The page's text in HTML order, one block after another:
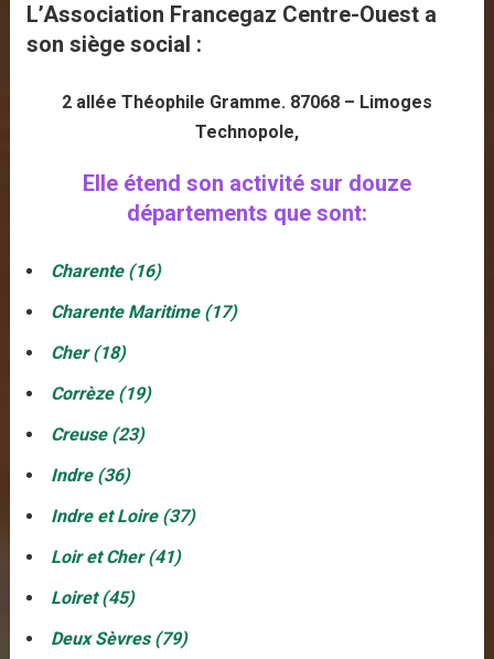
L’Association Francegaz Centre-Ouesta
son siège social :
2 allée Théophile Gramme. 87068 – Limoges
Technopole,
Elle étend son activité sur douze
départements que sont:
Charente (16)
Charente Maritime (17)
Cher (18)
Corrèze (19)
Creuse (23)
Indre (36)
Indre et Loire (37)
Loir et Cher (41)
Loiret (45)
Deux Sèvres (79)